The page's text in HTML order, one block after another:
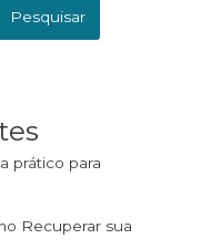
Pesquisar
prático para
Recuperar sua